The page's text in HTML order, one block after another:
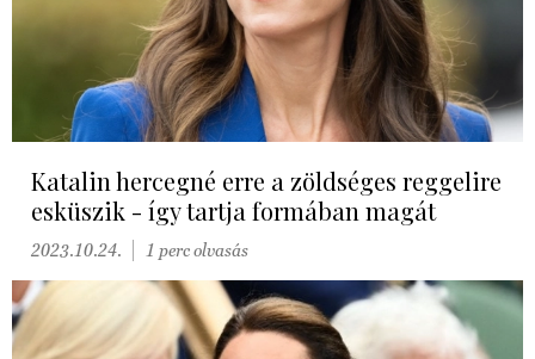
Katalin hercegné erre a zöldséges reggelire
esküszik - így tartja formában magát
2023.10.24. 1 perc olvasás